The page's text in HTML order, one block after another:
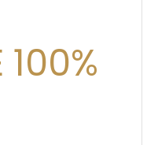
100%